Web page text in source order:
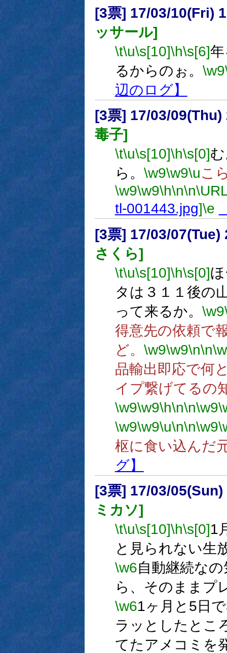
[3票] 17/03/10(Fri)
ッサール]
\t\u\s[10]\h\s[6]
るからのぉ。 \w9
辺のログ】
[3票] 17/03/
毒子]
\t\u\s[10]\h\s[0]
ら。 \w9\w9\uこ
\w9\w9\h\n\n
tl-001443.jpg]\e
[3票] 17/03/07(Tue)
さくら]
\t\u\s[10]\h\s[0]
タは３１１後の
って来るか。 \w9
得意先の依頼で
ど。 \w9\w9\n\n
品輸出即応で何
イプ繋げてるの
\w9\w9\h\n\n\w9
\w9\w9\u\n\n\w9
枢に食い込んだ
グ】
[3票] 17/03/
ミカソ]
\t\u\s[10]\h\s[0]1
と見られない生
\w6自動継続な
ら、そのままプ
\w61ヶ月と5日
ラッとしたとこ
てたアメコミを